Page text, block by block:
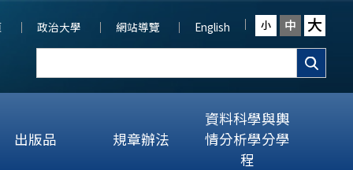
政治大學 網站導覽 English 小 中 大
出版品 規章辦法
資料科學與輿
情分析學分學
程